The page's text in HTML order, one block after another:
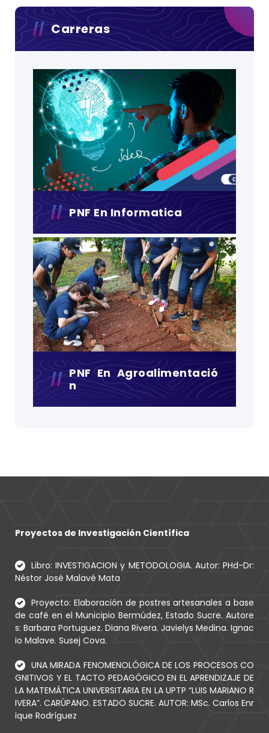
Carreras
PNF En Informatica
PNF En Agroalimentació
N
Proyectos de Investigación Científica
Libro: INVESTIGACION y METODOLOGIA. Autor: PHd-Dr:
Néstor José Malavé Mata
Proyecto: Elaboración de postres artesanales a base
de café en el Municipio Bermúdez, Estado Sucre. Autore
s: Barbara Portuguez. Diana Rivera. Javielys Medina. Ignac
io Malave. Susej Cova.
UNA MIRADA FENOMENOLÓGICA DE LOS PROCESOS CO
GNITIVOS Y EL TACTO PEDAGÓGICO EN EL APRENDIZAJE DE
LA MATEMÁTICA UNIVERSITARIA EN LA UPTP “LUIS MARIANO R
IVERA”. CARÚPANO. ESTADO SUCRE. AUTOR: MSc. Carlos Enr
ique Rodríguez